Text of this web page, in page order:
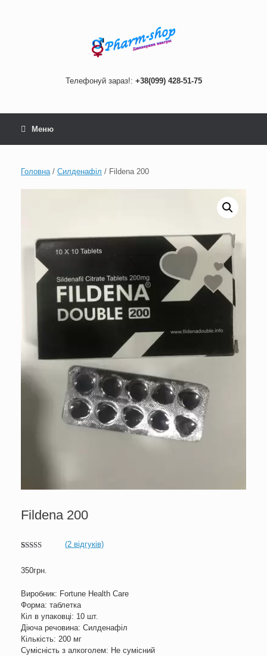
Телефонуй зараз!: +38(099) 428-51-75
Меню
Головна/ Силденафіл / Fildena 200
Fildena 200
основі
(2 відгуків)
350грн.
Виробник: Fortune Health Care
Форма: таблетка
Кіл в упаковці: 10 шт.
Діюча речовина: Силденафіл
Кількість: 200 мг
Сумісність з алкоголем: Не сумісний